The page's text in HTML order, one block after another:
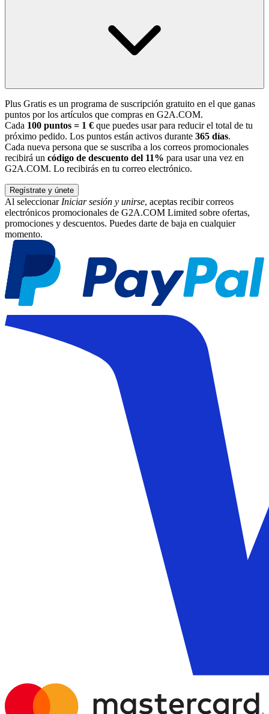
Plus Gratis es un programa de suscripción gratuito en el que ganas
puntos por los artículos que compras en G2A.COM.
Cada 100 puntos = 1 € que puedes usar para reducir el total de tu
próximo pedido. Los puntos están activos durante 365 días.
Cada nueva persona que se suscriba a los correos promocionales
recibirá un código de descuento del 11% para usar una vez en
G2A.COM. Lo recibirás en tu correo electrónico.
Regístrate y únete
Al seleccionar Iniciar sesión y unirse, aceptas recibir correos
electrónicos promocionales de G2A.COM Limited sobre ofertas,
promociones y descuentos. Puedes darte de baja en cualquier
momento.